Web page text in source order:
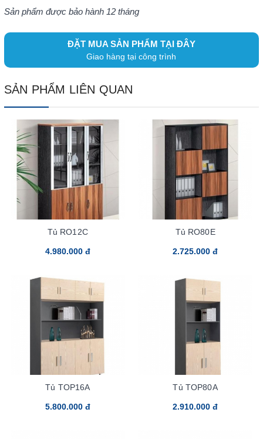
Sản phẩm được bảo hành 12 tháng
ĐẶT MUA SẢN PHẨM TẠI ĐÂY
Giao hàng tại công trình
SẢN PHẨM LIÊN QUAN
Tủ RO12C
4.980.000 đ
Tủ RO80E
2.725.000 đ
Tủ TOP16A
5.800.000 đ
Tủ TOP80A
2.910.000 đ